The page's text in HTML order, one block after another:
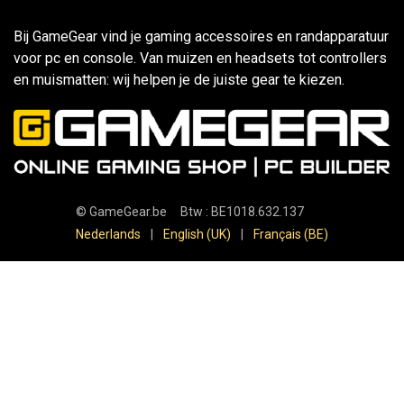
Bij GameGear vind je gaming accessoires en randapparatuur
voor pc en console. Van muizen en headsets tot controllers
en muismatten: wij helpen je de juiste gear te kiezen.
© GameGear.be Btw : BE1018.632.137
Nederlands
English (UK) Français (BE)